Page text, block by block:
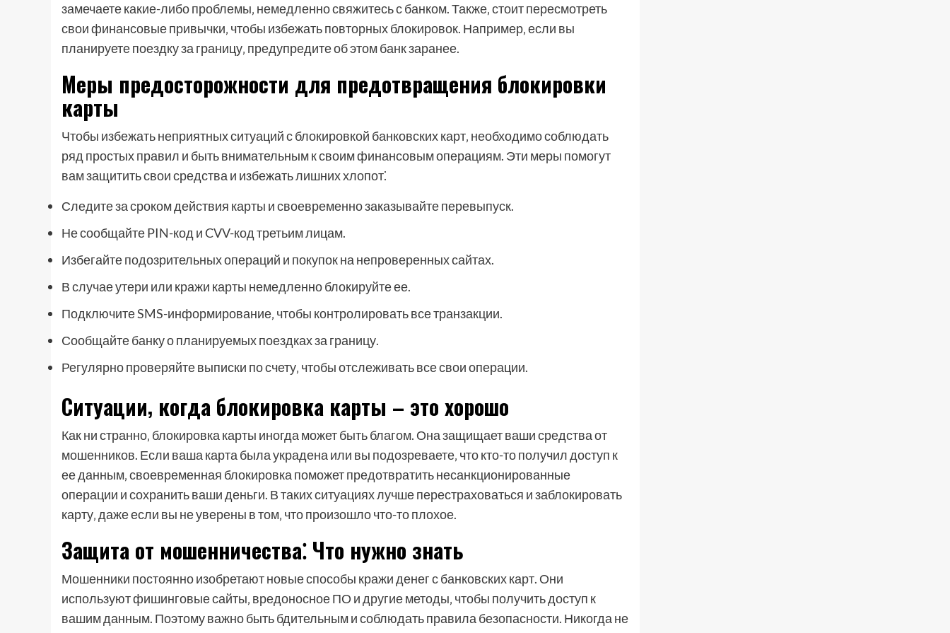
замечаете какие-либо проблемы‚ немедленно свяжитесь с банком. Также‚ стоит пересмотреть
свои финансовые привычки‚ чтобы избежать повторных блокировок. Например‚ если вы
планируете поездку за границу‚ предупредите об этом банк заранее.
Меры предосторожности для предотвращения блокировки
карты
Чтобы избежать неприятных ситуаций с блокировкой банковских карт‚ необходимо соблюдать
ряд простых правил и быть внимательным к своим финансовым операциям. Эти меры помогут
вам защитить свои средства и избежать лишних хлопот⁚
Следите за сроком действия карты и своевременно заказывайте перевыпуск.
Не сообщайте PIN-код и CVV-код третьим лицам.
Избегайте подозрительных операций и покупок на непроверенных сайтах.
В случае утери или кражи карты немедленно блокируйте ее.
Подключите SMS-информирование‚ чтобы контролировать все транзакции.
Сообщайте банку о планируемых поездках за границу.
Регулярно проверяйте выписки по счету‚ чтобы отслеживать все свои операции.
Ситуации‚ когда блокировка карты – это хорошо
Как ни странно‚ блокировка карты иногда может быть благом. Она защищает ваши средства от
мошенников. Если ваша карта была украдена или вы подозреваете‚ что кто-то получил доступ к
ее данным‚ своевременная блокировка поможет предотвратить несанкционированные
операции и сохранить ваши деньги. В таких ситуациях лучше перестраховаться и заблокировать
карту‚ даже если вы не уверены в том‚ что произошло что-то плохое.
Защита от мошенничества⁚ Что нужно знать
Мошенники постоянно изобретают новые способы кражи денег с банковских карт. Они
используют фишинговые сайты‚ вредоносное ПО и другие методы‚ чтобы получить доступ к
вашим данным. Поэтому важно быть бдительным и соблюдать правила безопасности. Никогда не